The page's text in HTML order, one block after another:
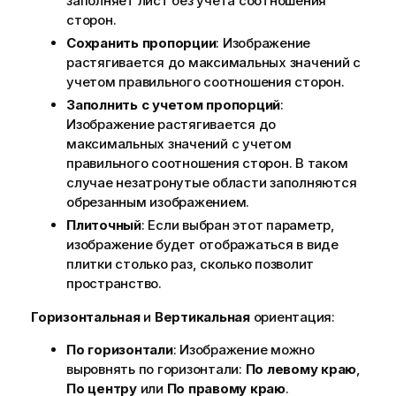
сторон.
Сохранить пропорции: Изображение
растягивается до максимальных значений с
учетом правильного соотношения сторон.
Заполнить с учетом пропорций:
Изображение растягивается до
максимальных значений с учетом
правильного соотношения сторон. В таком
случае незатронутые области заполняются
обрезанным изображением.
Плиточный: Если выбран этот параметр,
изображение будет отображаться в виде
плитки столько раз, сколько позволит
пространство.
Горизонтальнаяи Вертикальнаяориентация:
По горизонтали: Изображение можно
выровнять по горизонтали: По левому краю,
По центруили По правому краю.